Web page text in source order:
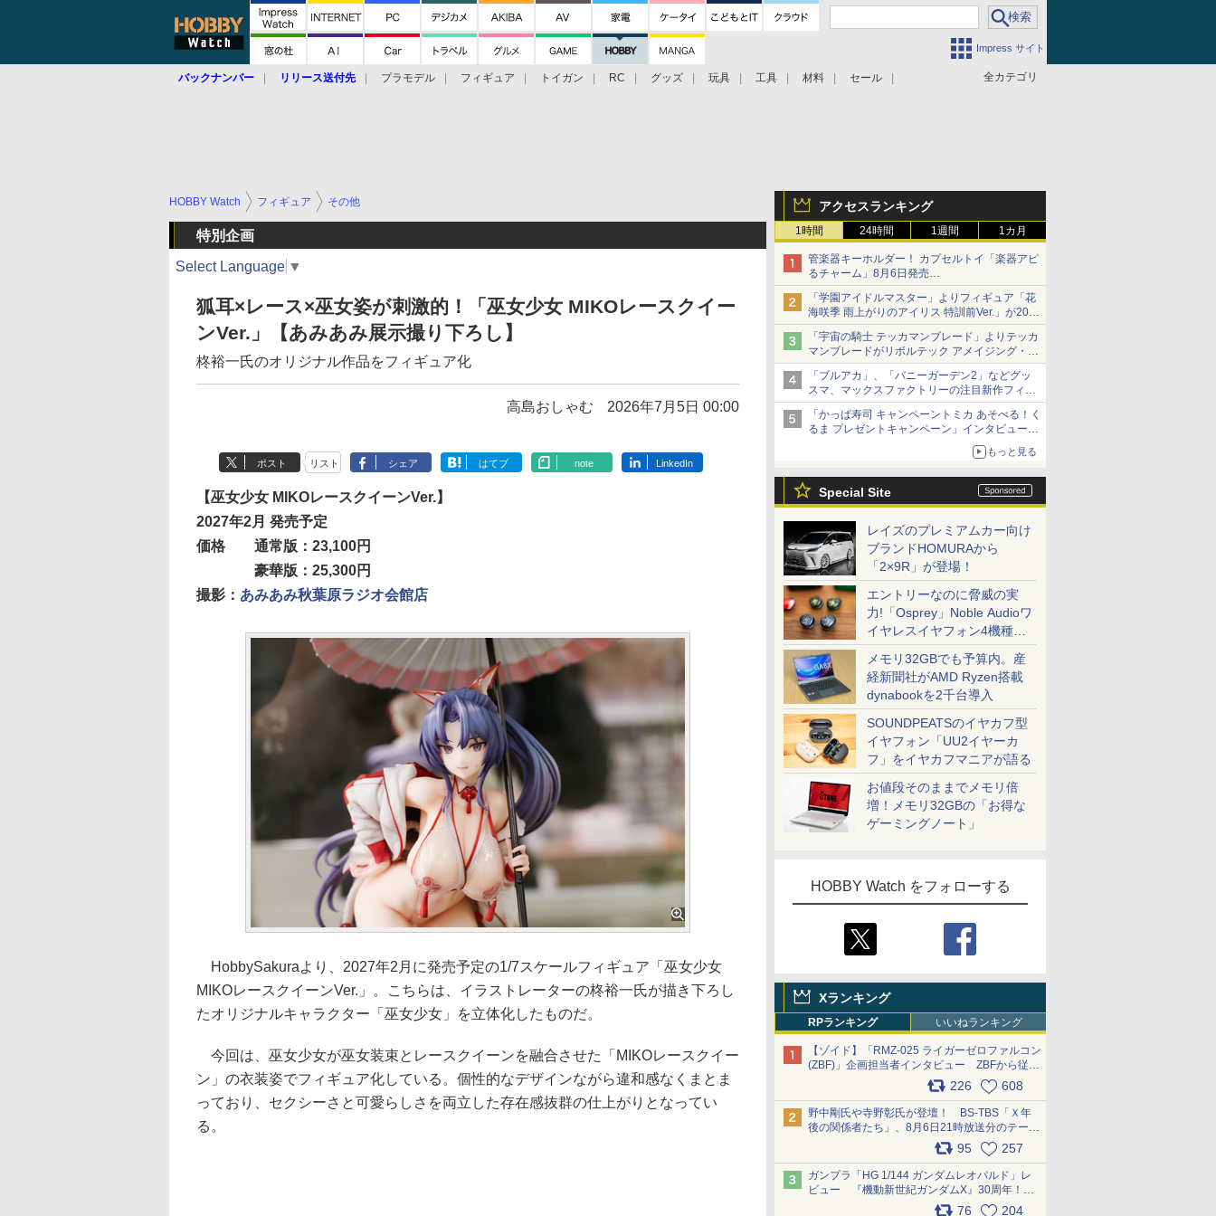
Impress サイト
全カテゴリ
バックナンバー リリース送付先 プラモデル フィギュア トイガン RC グッズ 玩具 工具 材料 セール
アクセスランキング
1時間 24時間 1週間 1カ月
管楽器キーホルダー！ カプセルトイ「楽器アピ
るチャーム」8月6日発売
チューバ、テナサクなど5種各3色
「学園アイドルマスター」よりフィギュア「花
海咲季 雨上がりのアイリス 特訓前Ver.」が2027
年4月に発売
「宇宙の騎士 テッカマンブレード」よりテッカ
マンブレードがリボルテック アメイジング・ヤ
マグチで商品化決定
「ブルアカ」、「バニーガーデン2」などグッ
スマ、マックスファクトリーの注目新作フィギ
ュアが展示【ホビーメーカー合同展示会】
「かっぱ寿司 キャンペーントミカ あそべる！く
るま プレゼントキャンペーン」インタビュー
子どもが楽しめるかっぱ寿司ならではの体験と
もっと見る
Special Site
レイズのプレミアムカー向け
ブランドHOMURAから
「2×9R」が登場！
エントリーなのに脅威の実
力!「Osprey」Noble Audioワ
イヤレスイヤフォン4機種を
一気に聴く
メモリ32GBでも予算内。産
経新聞社がAMD Ryzen搭載
dynabookを2千台導入
SOUNDPEATSのイヤカフ型
イヤフォン「UU2イヤーカ
フ」をイヤカフマニアが語る
お値段そのままでメモリ倍
増！メモリ32GBの「お得な
ゲーミングノート」
HOBBY Watch をフォローする
Xランキング
RPランキング いいねランキング
【ゾイド】「RMZ-025 ライガーゼロファルコン
(ZBF)」企画担当者インタビュー ZBFから従来
デザインまで再現可能なボリューム満点のキッ
ト pic.x.com/6zOqQAQKkX
226 608
野中剛氏や寺野彰氏が登壇！ BS-TBS「Ｘ年
後の関係者たち」、8月6日21時放送分のテーマ
は「超合金」！ pic.x.com/uWyt1uyuFm
95 257
ガンプラ「HG 1/144 ガンダムレオパルド」レ
ビュー 『機動新世紀ガンダムX』30周年！イ
ンナーアームガトリングの変形機構まで再現し
76 204
HOBBY Watch フィギュア その他
特別企画
Select Language ▼
狐耳×レース×巫女姿が刺激的！「巫女少女 MIKOレースクイー
ンVer.」【あみあみ展示撮り下ろし】
柊裕一氏のオリジナル作品をフィギュア化
高島おしゃむ 2026年7月5日 00:00
ポスト リスト シェア はてブ note LinkedIn
【巫女少女 MIKOレースクイーンVer.】
2027年2月 発売予定
価格
通常版：23,100円
豪華版：25,300円
撮影： あみあみ秋葉原ラジオ会館店
HobbySakuraより、2027年2月に発売予定の1/7スケールフィギュア「巫女少女
MIKOレースクイーンVer.」。こちらは、イラストレーターの柊裕一氏が描き下ろし
たオリジナルキャラクター「巫女少女」を立体化したものだ。
今回は、巫女少女が巫女装束とレースクイーンを融合させた「MIKOレースクイー
ン」の衣装姿でフィギュア化している。個性的なデザインながら違和感なくまとま
っており、セクシーさと可愛らしさを両立した存在感抜群の仕上がりとなってい
る。